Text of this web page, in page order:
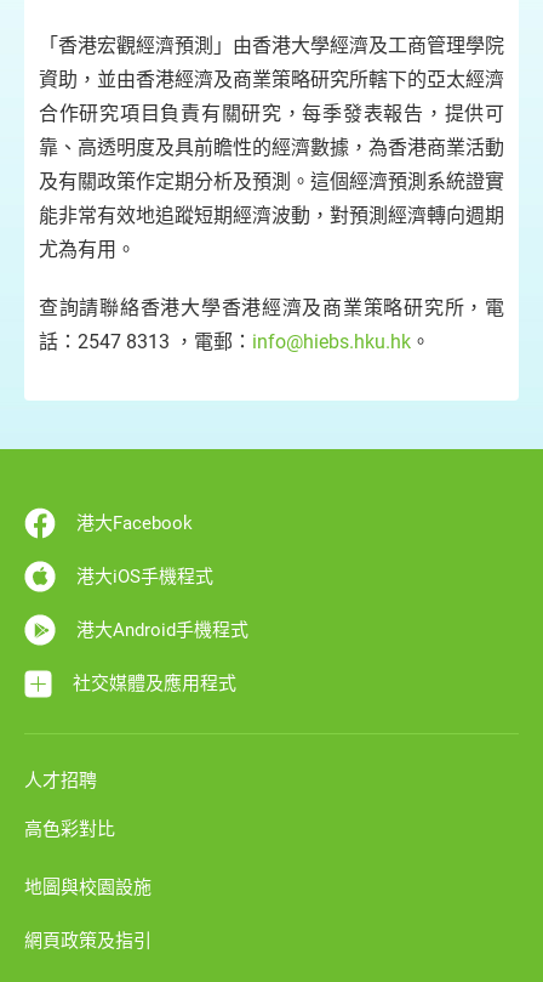
「香港宏觀經濟預測」由香港大學經濟及工商管理學院
資助，並由香港經濟及商業策略研究所轄下的亞太經濟
合作研究項目負責有關研究，每季發表報告，提供可
靠、高透明度及具前瞻性的經濟數據，為香港商業活動
及有關政策作定期分析及預測。這個經濟預測系統證實
能非常有效地追蹤短期經濟波動，對預測經濟轉向週期
尤為有用。
查詢請聯絡香港大學香港經濟及商業策略研究所，電
話：2547 8313 ，電郵： info@hiebs.hku.hk 。
港大Facebook
港大iOS手機程式
港大Android手機程式
社交媒體及應用程式
人才招聘
高色彩對比
地圖與校園設施
網頁政策及指引